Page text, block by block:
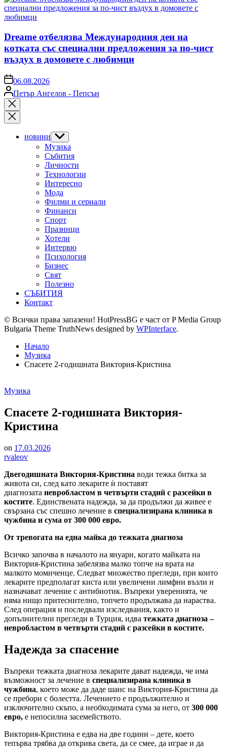
Dreame отбелязва Международния ден на
котката със специални предложения за по-чист
въздух в домовете с любимци
on06.08.2026
Posted
by
Петър Ангелов - Пепсън
Close
search
новини Show
sub
menu
Музика
Събития
Личности
Технологии
Интересно
Мода
Филми и сериали
Финанси
Спорт
Празници
Хотели
Интервю
Психология
Бизнес
Свят
Полезно
СЪБИТИЯ
Контакт
© Всички права запазени! HotPressBG е част от P Media Group
Bulgaria Theme TruthNews designed by WPInterface.
Начало
Музика
Спасете 2-годишната Виктория-Кристина
Posted
Музика
Спасете 2-годишната Виктория-
Кристина
on 17.03.2026
rvaleov
Двегодишната Виктория-Кристина води тежка битка за
живота си, след като лекарите ѝ поставят
диагнозата невробластом в четвърти стадий с разсейки в
костите. Единствената надежда, за да продължи да живее е
свързана със спешно лечение в специализирана клиника в
чужбина и сума от 300 000 евро.
От тревогата на една майка до тежката диагноза
Всичко започва в началото на януари, когато майката на
Виктория-Кристина забелязва малко топче на врата на
малкото момиченце. Следват множество прегледи, при които
лекарите предполагат киста или увеличени лимфни възли и
назначават лечение с антибиотик. Въпреки уверенията, че
няма нищо притеснително, топчето продължава да нараства.
След операция и последвали изследвания, както и
допълнителни прегледи в Турция, идва тежката диагноза –
невробластом в четвърти стадий с разсейки в костите.
Надежда за спасение
Въпреки тежката диагноза лекарите дават надежда, че има
възможност за лечение в специализирана клиника в
чужбина, което може да даде шанс на Виктория-Кристина да
се пребори с болестта. Лечението е продължително и
изключително скъпо, а необходимата сума за него, от 300 000
евро, е непосилна засемейството.
Виктория-Кристина е едва на две години – дете, което
тепърва трябва да открива света, да се смее, да играе и да